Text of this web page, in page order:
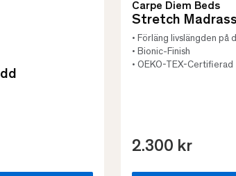
Carpe Diem Beds
Stretch
• Förläng livslängden på
• Bionic-Finish
• OEKO-TEX-Certifierad
2.300 kr